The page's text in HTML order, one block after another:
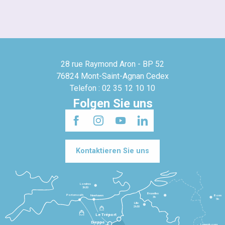
28 rue Raymond Aron - BP 52
76824 Mont-Saint-Agnan Cedex
Telefon : 02 35 12 10 10
Folgen Sie uns
Kontaktieren Sie uns
Dieppe
Le Tréport
Lille
2h30
Bruxelles
3h
Londres
3h30
Newhaven
Portsmouth
Bonn
5h
Luxembourg